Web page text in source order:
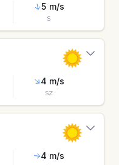
5 m/s
S
4 m/s
SZ
4 m/s